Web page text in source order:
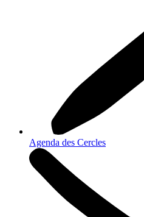
Agenda des Cercles